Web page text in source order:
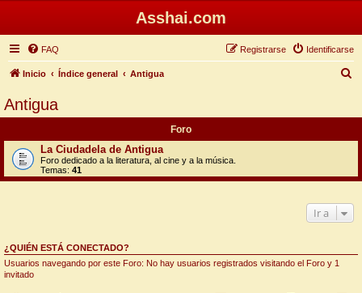
Asshai.com
FAQ Identificarse
Registrarse
Inicio Índice general Antigua
Antigua
Foro
La Ciudadela de Antigua
Foro dedicado a la literatura, al cine y a la música.
Temas: 41
Ir a
¿QUIÉN ESTÁ CONECTADO?
Usuarios navegando por este Foro: No hay usuarios registrados visitando el Foro y 1
invitado